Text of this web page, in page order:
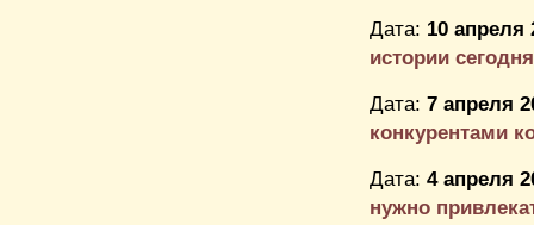
Дата: 10 апреля
истории сегодня
Дата: 7 апреля
конкурентами
Дата: 4 апреля
нужно